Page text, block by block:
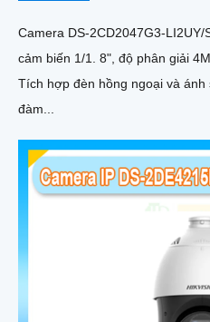
Camera DS-2CD2047G3-
cảm biến 1/1. 8", độ phân giải
Tích hợp đèn hồng ngoại và ánh
đàm...